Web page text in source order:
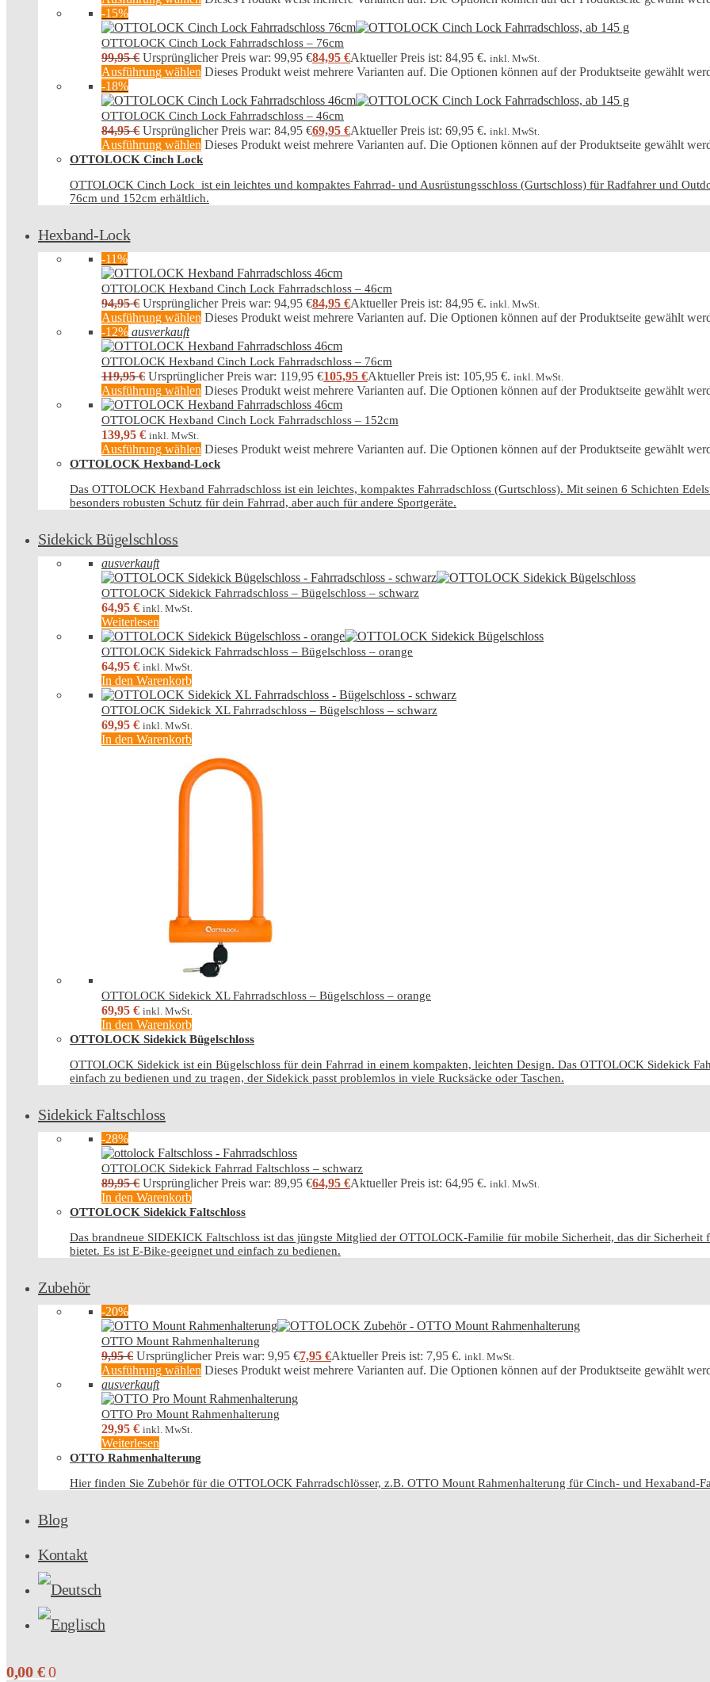
-15%
OTTOLOCK Cinch Lock Fahrradschloss – 76cm
99,95€ Ursprünglicher Preis war: 99,95 €84,95 €Aktueller Preis ist: 84,95 €. inkl. MwSt.
Ausführung wählen Dieses Produkt weist mehrere Varianten auf. Die Optionen können auf der Produktseite gewählt
-18%
OTTOLOCK Cinch Lock Fahrradschloss – 46cm
84,95€ Ursprünglicher Preis war: 84,95 €69,95 €Aktueller Preis ist: 69,95 €. inkl. MwSt.
Ausführung wählen Dieses Produkt weist mehrere Varianten auf. Die Optionen können auf der Produktseite gewählt
OTTOLOCK Cinch Lock
OTTOLOCK Cinch Lock ist ein leichtes und kompaktes Fahrrad- und Ausrüstungsschloss (Gurtschloss) für Radfahrer und
76cm und 152cm erhältlich.
Hexband-Lock
-11%
OTTOLOCK Hexband Cinch Lock Fahrradschloss – 46cm
94,95€ Ursprünglicher Preis war: 94,95 €84,95 €Aktueller Preis ist: 84,95 €. inkl. MwSt.
Ausführung wählen Dieses Produkt weist mehrere Varianten auf. Die Optionen können auf der Produktseite gewählt
-12% ausverkauft
OTTOLOCK Hexband Cinch Lock Fahrradschloss – 76cm
119,95€ Ursprünglicher Preis war: 119,95 €105,95 €Aktueller Preis ist: 105,95 €. inkl. MwSt.
Ausführung wählen Dieses Produkt weist mehrere Varianten auf. Die Optionen können auf der Produktseite gewählt
OTTOLOCK Hexband Cinch Lock Fahrradschloss – 152cm
139,95 € inkl. MwSt.
Ausführung wählen Dieses Produkt weist mehrere Varianten auf. Die Optionen können auf der Produktseite gewählt
OTTOLOCK Hexband-Lock
Das OTTOLOCK Hexband Fahrradschloss ist ein leichtes, kompaktes Fahrradschloss (Gurtschloss). Mit seinen 6 Schichten
besonders robusten Schutz für dein Fahrrad, aber auch für andere Sportgeräte.
Sidekick Bügelschloss
ausverkauft
OTTOLOCK Sidekick Fahrradschloss – Bügelschloss – schwarz
64,95 € inkl. MwSt.
Weiterlesen
OTTOLOCK Sidekick Fahrradschloss – Bügelschloss – orange
64,95 € inkl. MwSt.
In den Warenkorb
OTTOLOCK Sidekick XL Fahrradschloss – Bügelschloss – schwarz
69,95 € inkl. MwSt.
In den Warenkorb
OTTOLOCK Sidekick XL Fahrradschloss – Bügelschloss – orange
69,95 € inkl. MwSt.
In den Warenkorb
OTTOLOCK Sidekick Bügelschloss
OTTOLOCK Sidekick ist ein Bügelschloss für dein Fahrrad in einem kompakten, leichten Design. Das OTTOLOCK Sidekick
einfach zu bedienen und zu tragen, der Sidekick passt problemlos in viele Rucksäcke oder Taschen.
Sidekick Faltschloss
-28%
OTTOLOCK Sidekick Fahrrad Faltschloss – schwarz
89,95€ Ursprünglicher Preis war: 89,95 €64,95 €Aktueller Preis ist: 64,95 €. inkl. MwSt.
In den Warenkorb
OTTOLOCK Sidekick Faltschloss
Das brandneue SIDEKICK Faltschloss ist das jüngste Mitglied der OTTOLOCK-Familie für mobile Sicherheit, das dir
bietet. Es ist E-Bike-geeignet und einfach zu bedienen.
Zubehör
-20%
OTTO Mount Rahmenhalterung
9,95€ Ursprünglicher Preis war: 9,95 €7,95 €Aktueller Preis ist: 7,95 €. inkl. MwSt.
Ausführung wählen Dieses Produkt weist mehrere Varianten auf. Die Optionen können auf der Produktseite gewählt
ausverkauft
OTTO Pro Mount Rahmenhalterung
29,95 € inkl. MwSt.
Weiterlesen
OTTO Rahmenhalterung
Hier finden Sie Zubehör für die OTTOLOCK Fahrradschlösser, z.B. OTTO Mount Rahmenhalterung für Cinch- und Hexaband-
Blog
Kontakt
0,00 € 0